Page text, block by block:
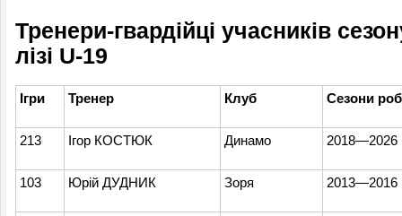
Тренери-гвардійці учасників
лізі U-19
Ігри Тренер Клуб Сезони
213 Ігор КОСТЮК Динамо 2018—2026
103 Юрій ДУДНИК Зоря 2013—2016